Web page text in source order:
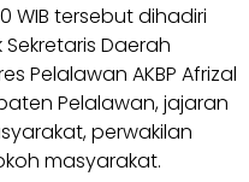
WIB tersebut dihadiri
Daerah
Pelalawan AKBP Afrizal
Pelalawan, jajaran
perwakilan
masyarakat.